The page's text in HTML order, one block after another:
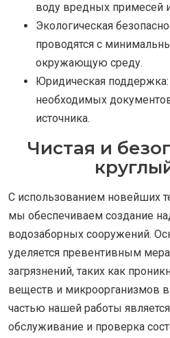
воду вредных примесей
Экологическая
проводятся с
окружающую среду.
Юридическая
необходимых
источника.
Чистая и
С использованием новейших
мы обеспечиваем создание
водозаборных сооружений.
уделяется превентивным
загрязнений, таких как
веществ и микроорганизмов
частью нашей работы
обслуживание и проверка